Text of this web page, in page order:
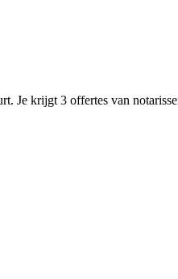
krijgt 3 offertes van